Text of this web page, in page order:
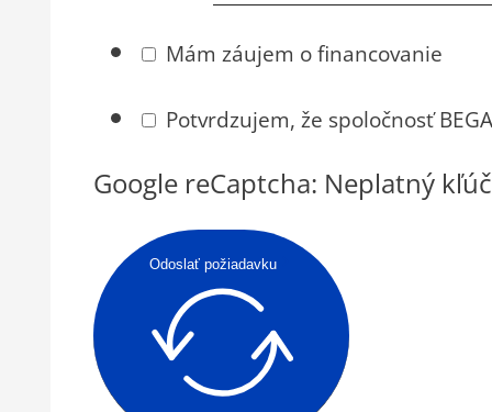
Mám záujem o financovanie
Potvrdzujem, že spoločnosť
Google reCaptcha: Neplatný
Odoslať požiadavku